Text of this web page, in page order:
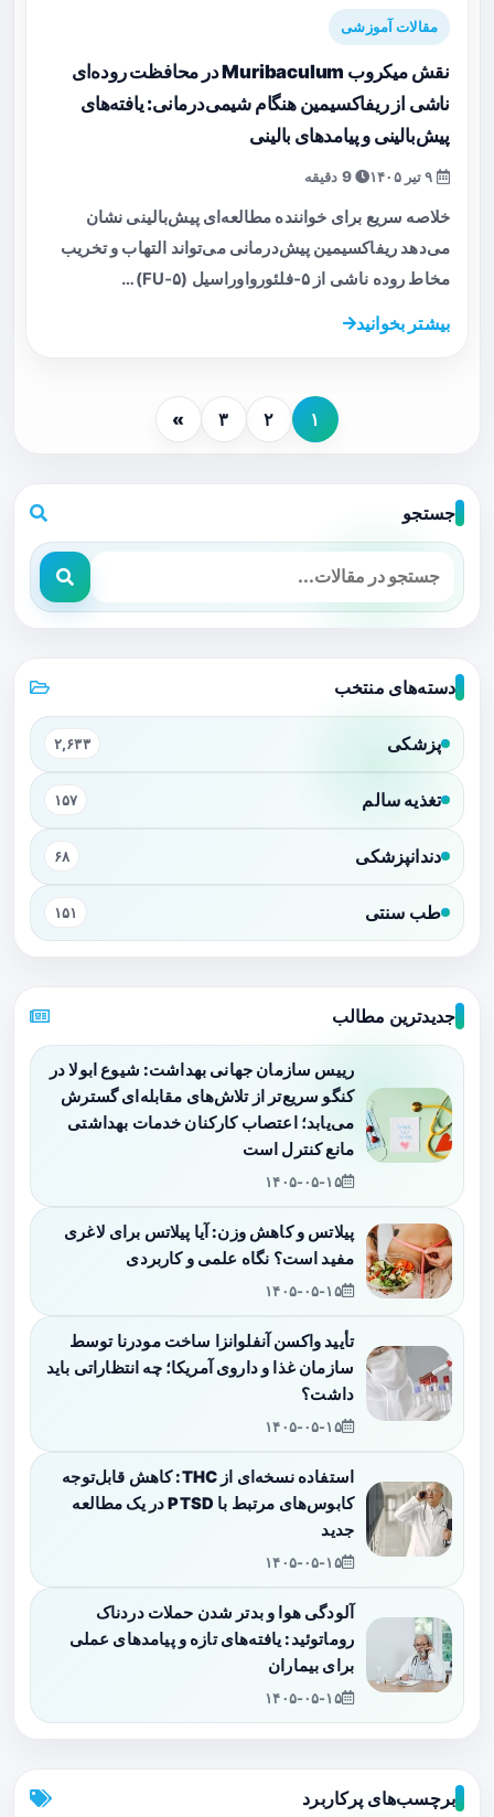
مقالات آموزشی
نقش میکروب Muribaculum در محافظت روده‌ای
ناشی از ریفاکسیمین هنگام شیمی‌درمانی: یافته‌های
پیش‌بالینی و پیامدهای بالینی
9 دقیقه
خلاصه سریع برای خواننده مطالعه‌ای پیش‌بالینی نشان
می‌دهد ریفاکسیمین پیش‌درمانی می‌تواند التهاب و تخریب
مخاط روده ناشی از ۵‑فلئورواوراسیل (۵‑FU)…
بیشتر بخوانید
۱ ۲ ۳ »
جستجو
دسته‌های منتخب
پزشکی ۲,۶۳۳
تغذیه سالم ۱۵۷
دندانپزشکی ۶۸
طب سنتی ۱۵۱
جدیدترین مطالب
رییس سازمان جهانی بهداشت: شیوع ابولا در
کنگو سریع‌تر از تلاش‌های مقابله‌ای گسترش
می‌یابد؛ اعتصاب کارکنان خدمات بهداشتی
مانع کنترل است
۱۴۰۵-۰۵-۱۵
پیلاتس و کاهش وزن: آیا پیلاتس برای لاغری
مفید است؟ نگاه علمی و کاربردی
۱۴۰۵-۰۵-۱۵
تأیید واکسن آنفلوانزا ساخت مودرنا توسط
سازمان غذا و داروی آمریکا؛ چه انتظاراتی باید
داشت؟
۱۴۰۵-۰۵-۱۵
استفاده نسخه‌ای از THC: کاهش قابل‌توجه
کابوس‌های مرتبط با PTSD در یک مطالعه
جدید
۱۴۰۵-۰۵-۱۵
آلودگی هوا و بدتر شدن حملات دردناک
روماتوئید: یافته‌های تازه و پیامدهای عملی
برای بیماران
۱۴۰۵-۰۵-۱۵
برچسب‌های پرکاربرد